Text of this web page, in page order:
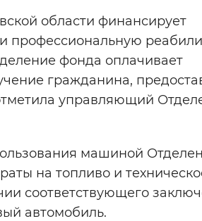
области финансирует
профессиональную
фонда оплачивает
гражданина,
управляющий
машиной
на топливо и
соответствующего
автомобиль.